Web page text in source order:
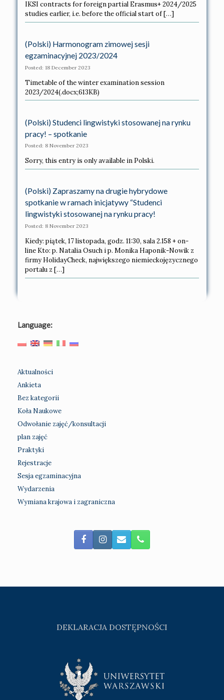
IKSI contracts for foreign partial Erasmus+ 2024/2025
studies earlier, i.e. before the official start of […]
(Polski) Harmonogram zimowej sesji
egzaminacyjnej 2023/2024
Posted: 18 December 2023
Timetable of the winter examination session
2023/2024(.docx;613KB)
(Polski) Studenci lingwistyki stosowanej na rynku
pracy! – spotkanie
Posted: 8 November 2023
Sorry, this entry is only available in Polski.
(Polski) Zapraszamy na drugie hybrydowe
spotkanie w ramach inicjatywy “Studenci
lingwistyki stosowanej na rynku pracy!
Posted: 8 November 2023
Kiedy: piątek, 17 listopada, godz. 11:30, sala 2.158 + on-
line Kto: p. Natalia Osuch i p. Monika Haponik-Nowik z
firmy HolidayCheck, największego niemieckojęzycznego
portalu z […]
Language:
Aktualności
Ankieta
Bez kategorii
Koła Naukowe
Odwołanie zajęć/konsultacji
plan zajęć
Praktyki
Rejestracje
Sesja egzaminacyjna
Wydarzenia
Wymiana krajowa i zagraniczna
DEKLARACJA DOSTĘPNOŚCI